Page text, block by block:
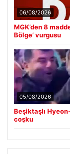
06/08/2026
MGK’den 8
Bölge’ vurgusu
05/08/2026
Beşiktaşlı
coşku